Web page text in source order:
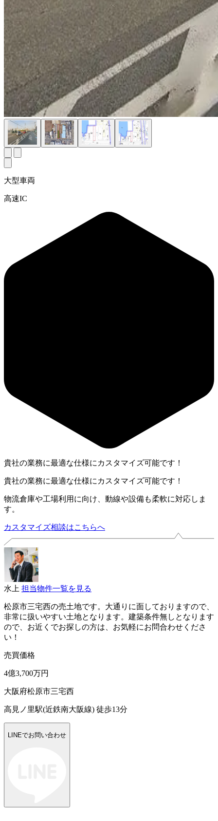
大型車両
高速IC
貴社の業務に最適な仕様にカスタマイズ可能です！
貴社の業務に最適な仕様にカスタマイズ可能です！
物流倉庫や工場利用に向け、動線や設備も柔軟に対応しま
す。
カスタマイズ相談はこちらへ
水上 担当物件一覧を見る
松原市三宅西の売土地です。大通りに面しておりますので、
非常に扱いやすい土地となります。建築条件無しとなります
ので、お近くでお探しの方は、お気軽にお問合わせくださ
い！
売買価格
4億3,700万円
大阪府松原市三宅西
高見ノ里駅(近鉄南大阪線) 徒歩13分
LINEでお問い合わせ